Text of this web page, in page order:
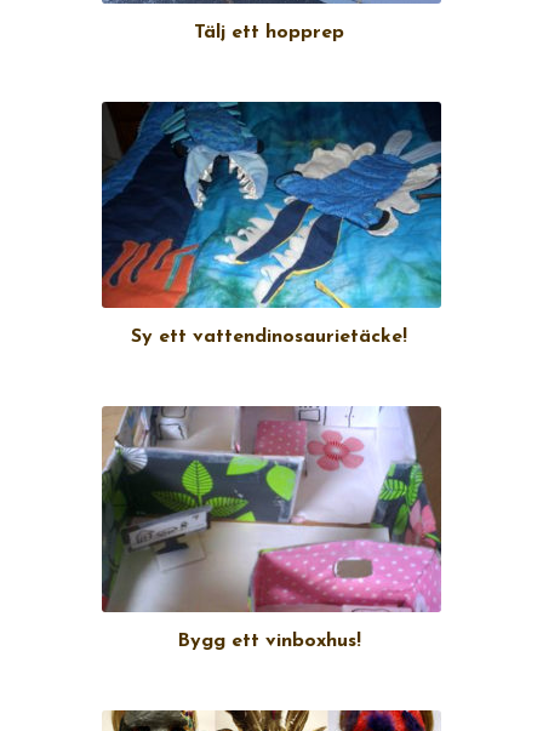
Tälj ett hopprep
Sy ett vattendinosaurietäcke!
Bygg ett vinboxhus!